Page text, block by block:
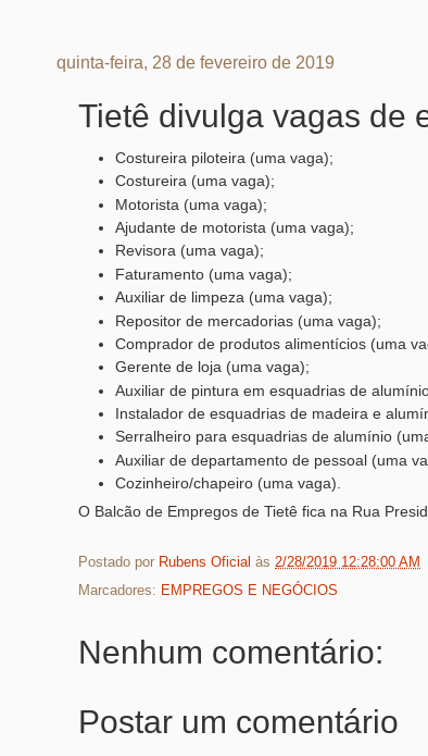
quinta-feira, 28 de fevereiro de 2019
Tietê divulga vagas de
Costureira piloteira (uma vaga);
Costureira (uma vaga);
Motorista (uma vaga);
Ajudante de motorista (uma vaga);
Revisora (uma vaga);
Faturamento (uma vaga);
Auxiliar de limpeza (uma vaga);
Repositor de mercadorias (uma vaga);
Comprador de produtos alimentícios (uma
Gerente de loja (uma vaga);
Auxiliar de pintura em esquadrias de
Instalador de esquadrias de madeira e
Serralheiro para esquadrias de alumínio
Auxiliar de departamento de pessoal (uma
Cozinheiro/chapeiro (uma vaga).
O Balcão de Empregos de Tietê fica na Rua
Postado por Rubens Oficial às 2/28/2019 12:28:00 AM
Marcadores: EMPREGOS E NEGÓCIOS
Nenhum comentário:
Postar um comentário